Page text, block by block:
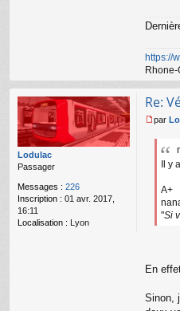
https://
Rhone-
Lodulac
Passager
Messages : 226
Inscription : 01 avr. 2017,
16:11
Localisation : Lyon
Re:
e
o
par
Il y
A+
"Si
En
Sinon,